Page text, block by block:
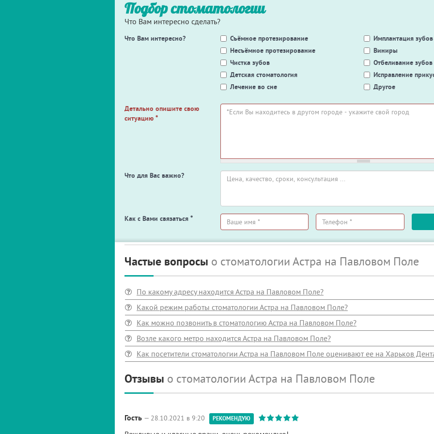
Подбор стоматологии
Что Вам интересно сделать?
Что Вам интересно? Съёмное протезирование
Имплантация зубов
Несъёмное протезирование
Виниры
Чистка зубов
Отбеливание зубов
Детская стоматология
Исправление
Лечение во сне
Другое
Детально опишите свою
ситуацию *
Что для Вас важно?
Как с Вами связаться *
имя
*
Частые вопросы о стоматологии Астра на Павловом Поле
По какому адресу находится Астра на Павловом Поле?
Какой режим работы стоматологии Астра на Павловом Поле?
Как можно позвонить в стоматологию Астра на Павловом Поле?
Возле какого метро находится Астра на Павловом Поле?
Как посетители стоматологии Астра на Павловом Поле оценивают ее на Харьков
Отзывы о стоматологии Астра на Павловом Поле
Гость — 28.10.2021 в 9:20 РЕКОМЕНДУЮ